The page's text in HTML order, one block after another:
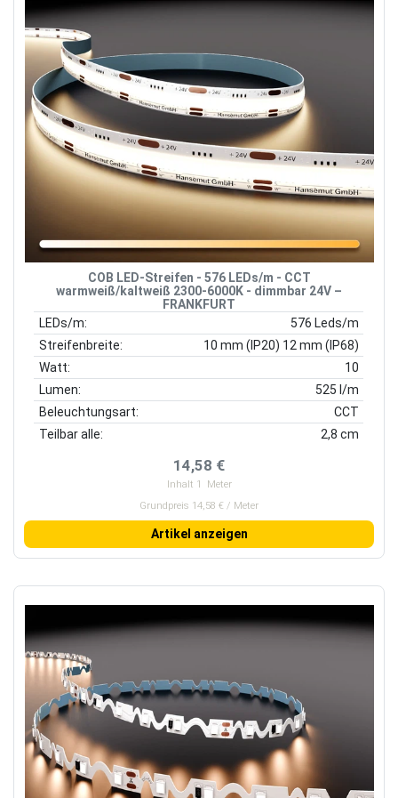
COB LED-Streifen - 576 LEDs/m - CCT
warmweiß/kaltweiß 2300-6000K - dimmbar 24V –
FRANKFURT
LEDs/m:
576 Leds/m
Streifenbreite:
10 mm (IP20) 12 mm (IP68)
Watt:
10
Lumen:
525 l/m
Beleuchtungsart:
CCT
Teilbar alle:
2,8 cm
14,58 €
Inhalt 1
Meter
Grundpreis 14,58 € / Meter
Artikel anzeigen